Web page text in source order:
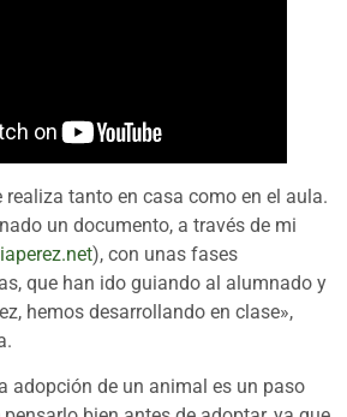
realiza tanto en casa como en el aula.
un documento, a través de mi
), con unas fases
que han ido guiando al alumnado y
hemos desarrollando en clase»,
adopción de un animal es un paso